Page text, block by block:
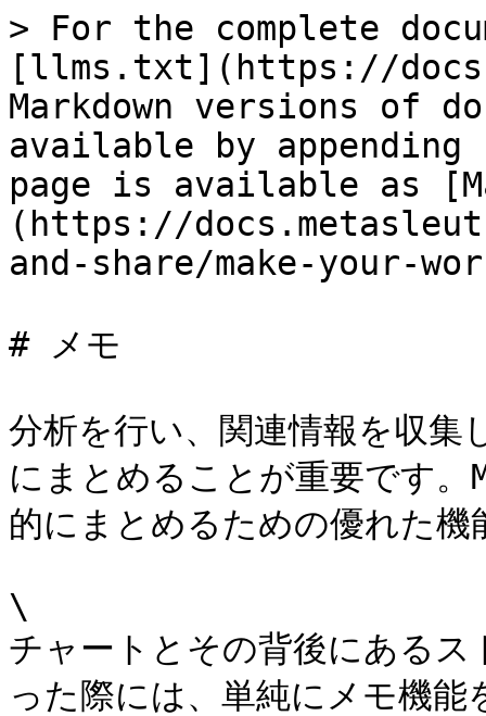
> For the complete
[llms.txt](https://
Markdown versions of
available by
page is available as
(https://
and-share/make-your-
# メモ
分析を行い、関連情報を収集
にまとめることが重要です
的にまとめるための優れた
\
チャートとその背後にある
った際には、単純にメモ機能